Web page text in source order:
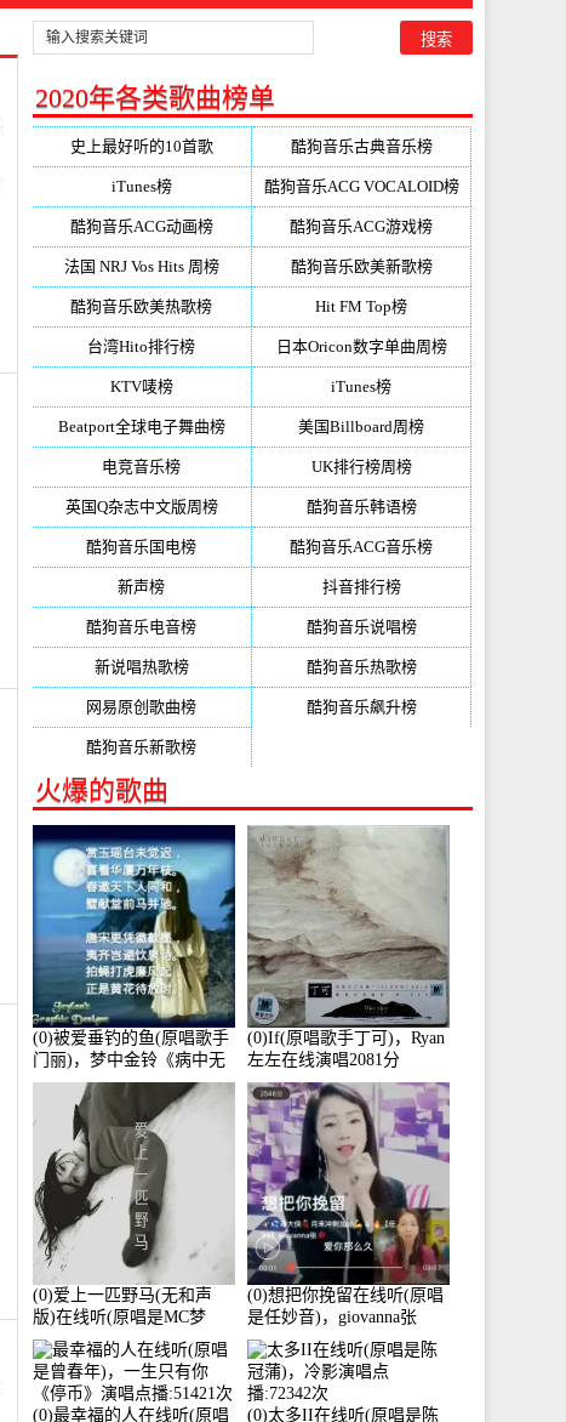
2020年各类歌曲榜单
史上最好听的10首歌 酷狗音乐古典音乐榜
iTunes榜 酷狗音乐ACG VOCALOID榜
酷狗音乐ACG动画榜 酷狗音乐ACG游戏榜
法国 NRJ Vos Hits 周榜 酷狗音乐欧美新歌榜
酷狗音乐欧美热歌榜 Hit FM Top榜
台湾Hito排行榜 日本Oricon数字单曲周榜
KTV唛榜 iTunes榜
Beatport全球电子舞曲榜 美国Billboard周榜
电竞音乐榜 UK排行榜周榜
英国Q杂志中文版周榜 酷狗音乐韩语榜
酷狗音乐国电榜 酷狗音乐ACG音乐榜
新声榜 抖音排行榜
酷狗音乐电音榜 酷狗音乐说唱榜
新说唱热歌榜 酷狗音乐热歌榜
网易原创歌曲榜 酷狗音乐飙升榜
酷狗音乐新歌榜
火爆的歌曲
(0)被爱垂钓的鱼(原唱歌手
门丽)，梦中金铃《病中无
法回复大家》在线演唱
3586分
(0)If(原唱歌手丁可)，Ryan
左左在线演唱2081分
(0)爱上一匹野马(无和声
版)在线听(原唱是MC梦
柯)，冰鑫Asce演唱点
播:178815次
(0)想把你挽留在线听(原唱
是任妙音)，giovanna张
【任96】演唱点播:60173次
(0)最幸福的人在线听(原唱
(0)太多II在线听(原唱是陈